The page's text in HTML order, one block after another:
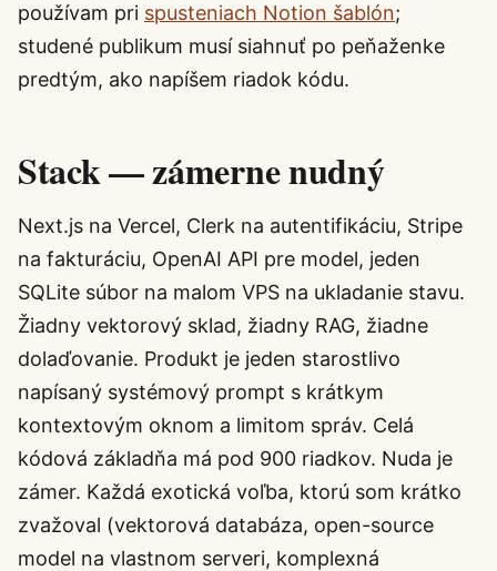
používam pri spusteniach Notion šablón;
studené publikum musí siahnuť po peňaženke
predtým, ako napíšem riadok kódu.
Stack — zámerne nudný
Next.js na Vercel, Clerk na autentifikáciu, Stripe
na fakturáciu, OpenAI API pre model, jeden
SQLite súbor na malom VPS na ukladanie stavu.
Žiadny vektorový sklad, žiadny RAG, žiadne
dolaďovanie. Produkt je jeden starostlivo
napísaný systémový prompt s krátkym
kontextovým oknom a limitom správ. Celá
kódová základňa má pod 900 riadkov. Nuda je
zámer. Každá exotická voľba, ktorú som krátko
zvažoval (vektorová databáza, open-source
model na vlastnom serveri, komplexná